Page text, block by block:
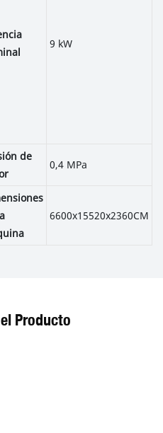
9 kW
de
0,4 MPa
6600x15520x2360CM
Producto